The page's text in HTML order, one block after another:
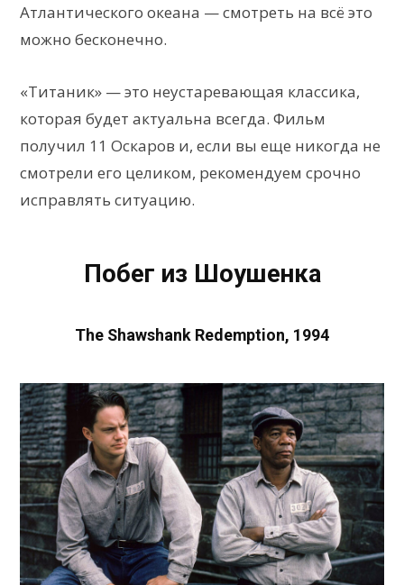
Атлантического океана — смотреть на всё это
можно бесконечно.
«Титаник» — это неустаревающая классика,
которая будет актуальна всегда. Фильм
получил 11 Оскаров и, если вы еще никогда не
смотрели его целиком, рекомендуем срочно
исправлять ситуацию.
Побег из Шоушенка
The Shawshank Redemption, 1994